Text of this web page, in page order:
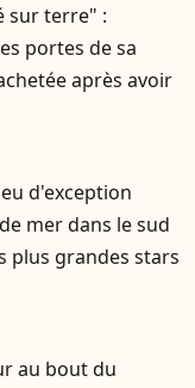
sur terre" :
portes de sa
après avoir
d'exception
mer dans le sud
plus grandes stars
au bout du